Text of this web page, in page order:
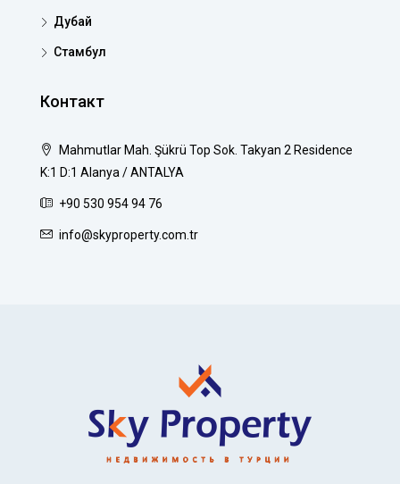
Дубай
Стамбул
Контакт
Mahmutlar Mah. Şükrü Top Sok. Takyan 2 Residence
K:1 D:1 Alanya / ANTALYA
+90 530 954 94 76
info@skyproperty.com.tr